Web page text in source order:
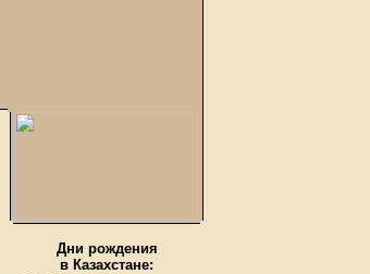
Дни рождения
в Казахстане: